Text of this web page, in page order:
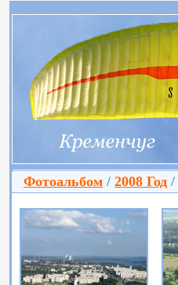
Фотоальбом / 2008 Год /